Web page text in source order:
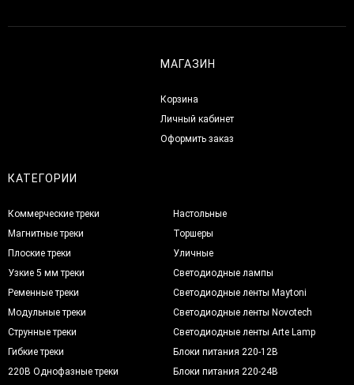
МАГАЗИН
Корзина
Личный кабинет
Оформить заказ
КАТЕГОРИИ
Коммерческие треки
Магнитные треки
Плоские треки
Узкие 5 мм треки
Ременные треки
Модульные треки
Струнные треки
Гибкие треки
220В Однофазные треки
Настольные
Торшеры
Уличные
Светодиодные лампы
Светодиодные ленты Maytoni
Светодиодные ленты Novotech
Светодиодные ленты Arte Lamp
Блоки питания 220-12В
Блоки питания 220-24В